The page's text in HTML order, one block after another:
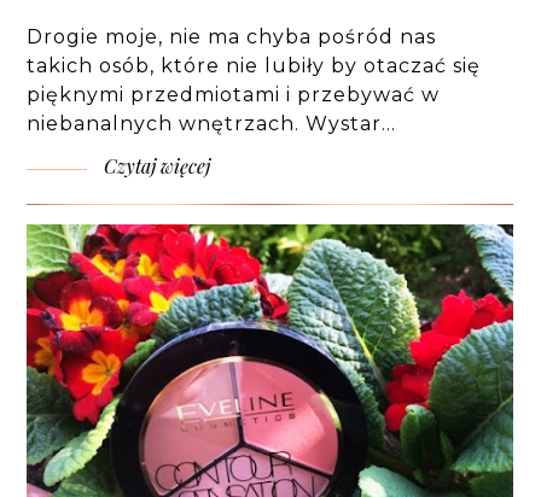
Drogie moje, nie ma chyba pośród nas
takich osób, które nie lubiły by otaczać się
pięknymi przedmiotami i przebywać w
niebanalnych wnętrzach. Wystar…
Czytaj więcej